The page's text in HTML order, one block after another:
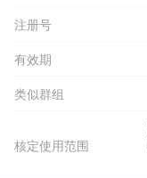
注册号
有效期
类似群组
核定使用范围